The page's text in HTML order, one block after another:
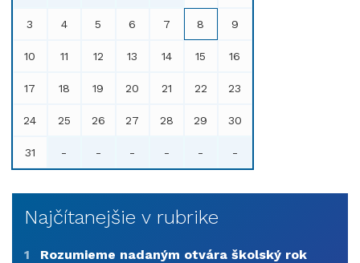
3 4 5 6 7 8 9
10 11 12 13 14 15 16
17 18 19 20 21 22 23
24 25 26 27 28 29 30
31 - - - - - -
Najčítanejšie v rubrike
1
Rozumieme nadaným otvára školský rok